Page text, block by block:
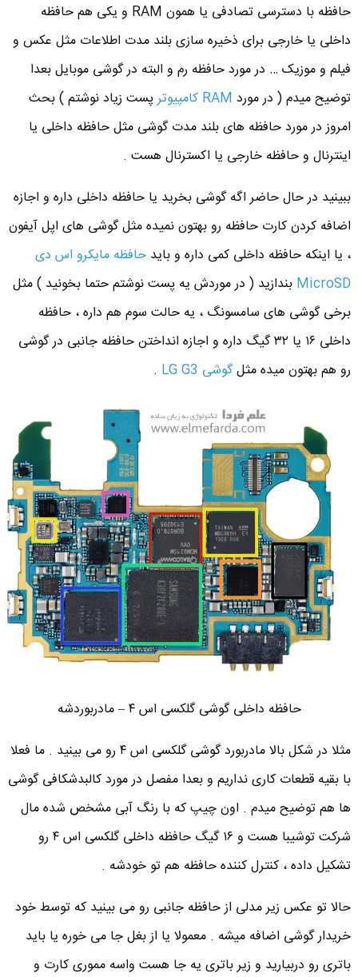
حافظه با دسترسی تصادفی یا همون RAM و یکی هم حافظه
داخلی یا خارجی برای ذخیره سازی بلند مدت اطلاعات مثل عکس و
فیلم و موزیک … در مورد حافظه رم و البته در گوشی موبایل بعدا
توضیح میدم ( در مورد RAM کامپیوتر
پست زیاد نوشتم ) بحث
امروز در مورد حافظه های بلند مدت گوشی مثل حافظه داخلی یا
اینترنال و حافظه خارجی یا اکسترنال هست .
ببینید در حال حاضر اگه گوشی بخرید یا حافظه داخلی داره و اجازه
اضافه کردن کارت حافظه رو بهتون نمیده مثل گوشی های اپل آیفون
، یا اینکه حافظه داخلی کمی داره و باید حافظه مایکرو اس دی
MicroSD بندازید ( در موردش یه پست نوشتم حتما بخونید ) مثل
برخی گوشی های سامسونگ ، یه حالت سوم هم داره ، حافظه
داخلی ۱۶ یا ۳۲ گیگ داره و اجازه انداختن حافظه جانبی در گوشی
رو هم بهتون میده مثلگوشی LG G3 .
حافظه داخلی گوشی گلکسی اس ۴ – مادربوردشه
مثلا در شکل بالا مادربورد گوشی گلکسی اس ۴ رو می بینید . ما فعلا
با بقیه قطعات کاری نداریم و بعدا مفصل در مورد کالبدشکافی گوشی
ها هم توضیح میدم . اون چیپ که با رنگ آبی مشخص شده مال
شرکت توشیبا هست و ۱۶ گیگ حافظه داخلی گلکسی اس ۴ رو
تشکیل داده ، کنترل کننده حافظه هم تو خودشه .
حالا تو عکس زیر مدلی از حافظه جانبی رو می بینید که توسط خود
خریدار گوشی اضافه میشه . معمولا یا از بغل جا می خوره یا باید
باتری رو دربیارید و زیر باتری یه جا هست واسه مموری کارت و